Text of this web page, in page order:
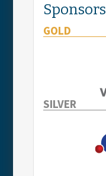
Sponsors
GOLD
SILVER